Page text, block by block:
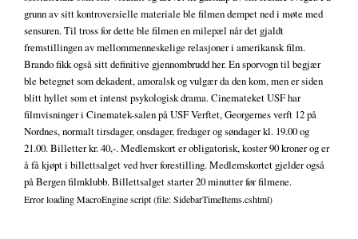
grunn av sitt kontroversielle materiale ble filmen dempet ned i møte med
sensuren. Til tross for dette ble filmen en milepæl når det gjaldt
fremstillingen av mellommenneskelige relasjoner i amerikansk film.
Brando fikk også sitt definitive gjennombrudd her. En sporvogn til begjær
ble betegnet som dekadent, amoralsk og vulgær da den kom, men er siden
blitt hyllet som et intenst psykologisk drama. Cinemateket USF har
filmvisninger i Cinematek-salen på USF Verftet, Georgernes verft 12 på
Nordnes, normalt tirsdager, onsdager, fredager og søndager kl. 19.00 og
21.00. Billetter kr. 40,-. Medlemskort er obligatorisk, koster 90 kroner og er
å få kjøpt i billettsalget ved hver forestilling. Medlemskortet gjelder også
på Bergen filmklubb. Billettsalget starter 20 minutter før filmene.
Error loading MacroEngine script (file: SidebarTimeItems.cshtml)